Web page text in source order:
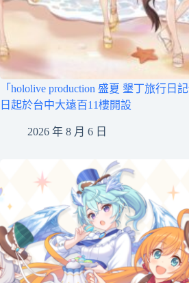
「hololive production 盛夏 墾丁旅行日
日起於台中大遠百11樓開設
2026 年 8 月 6 日